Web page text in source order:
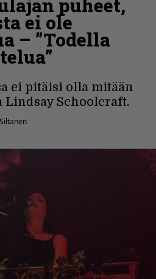
puheet,
ei ole
– ”Todella
ei pitäisi olla mitään
Lindsay Schoolcraft.